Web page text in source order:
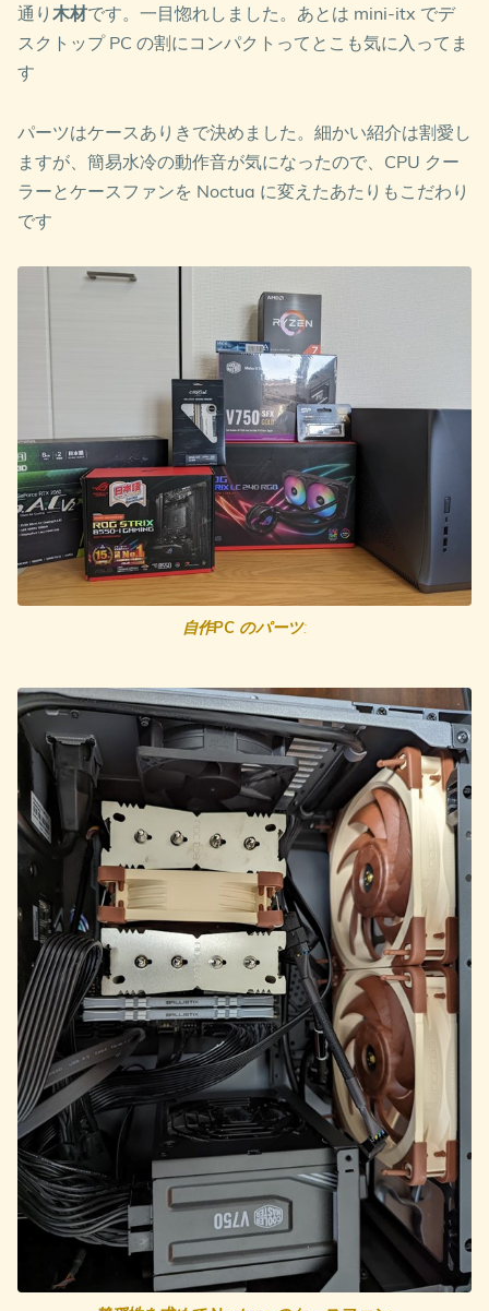
通り 木材です。一目惚れしました。あとは mini-itx でデ
スクトップ PC の割にコンパクトってとこも気に入ってま
す
パーツはケースありきで決めました。細かい紹介は割愛し
ますが、簡易水冷の動作音が気になったので、CPU クー
ラーとケースファンを Noctua に変えたあたりもこだわり
です
自作PC のパーツ: